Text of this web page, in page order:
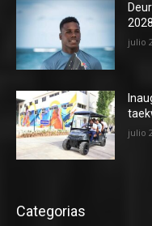
2028
julio
julio
Categorias